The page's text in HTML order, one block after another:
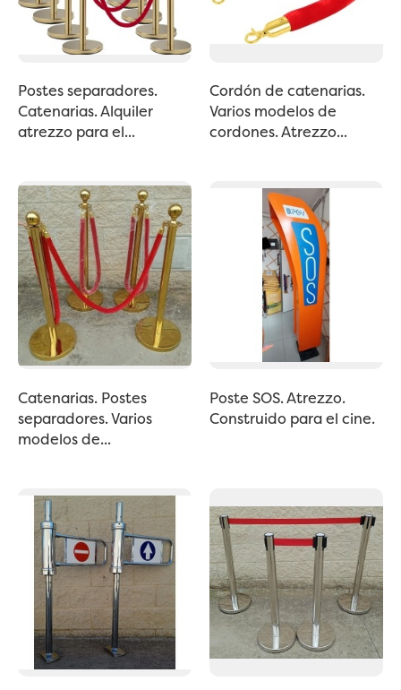
Postes separadores.
Catenarias. Alquiler
atrezzo para el...
Cordón de catenarias.
Varios modelos de
cordones. Atrezzo...
Catenarias. Postes
separadores. Varios
modelos de...
Poste SOS. Atrezzo.
Construido para el cine.